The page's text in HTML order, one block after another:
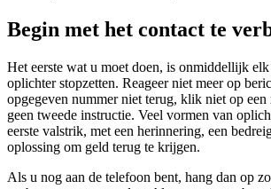
Begin met het contact te
Het eerste wat u moet doen, is onmiddellijk
oplichter stopzetten. Reageer niet meer op
opgegeven nummer niet terug, klik niet op
geen tweede instructie. Veel vormen van
eerste valstrik, met een herinnering, een
oplossing om geld terug te krijgen.
Als u nog aan de telefoon bent, hang dan op